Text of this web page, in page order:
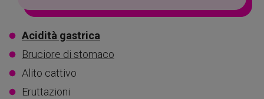
Acidità gastrica
Bruciore di stomaco
Alito cattivo
Eruttazioni